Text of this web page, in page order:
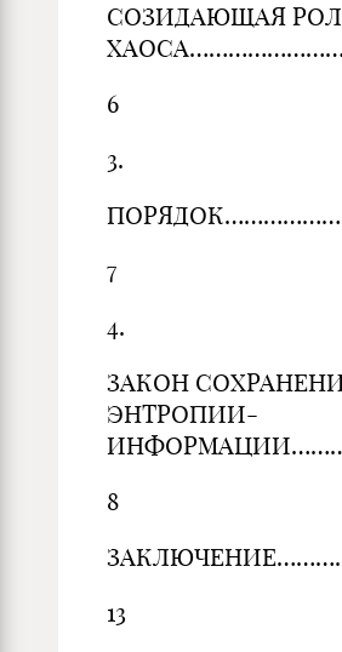
СОЗИДАЮЩАЯ
6
3.
7
4.
ЗАКОН
ЭНТРОПИИ-
8
13